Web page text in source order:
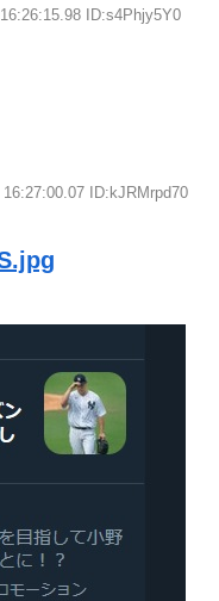
ID:s4Phjy5Y0
16:27:00.07 ID:kJRMrpd70